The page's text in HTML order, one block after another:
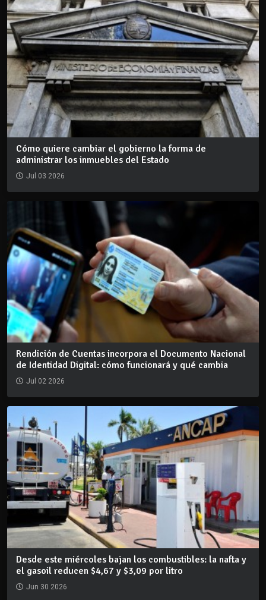
Cómo quiere cambiar el gobierno la forma de
administrar los inmuebles del Estado
Jul 03 2026
Rendición de Cuentas incorpora el Documento Nacional
de Identidad Digital: cómo funcionará y qué cambia
Jul 02 2026
Desde este miércoles bajan los combustibles: la nafta y
el gasoil reducen $4,67 y $3,09 por litro
Jun 30 2026